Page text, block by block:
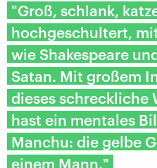
"Groß, schlank,
hochgeschultert,
wie Shakespeare
Satan. Mit großem
dieses schreckliche
hast ein mentales
Manchu: die gelbe
einem Mann."